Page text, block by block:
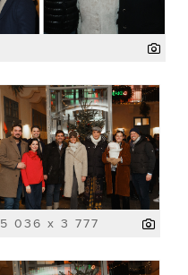
5 036 x 3 777